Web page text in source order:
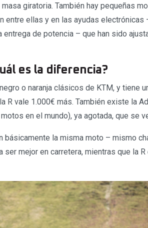
giratoria. También hay pequeñas
entre ellas y en las ayudas
de potencia – que han sido
es la diferencia?
o naranja clásicos de KTM, y tiene
R vale 1.000€ más. También existe la
en el mundo), ya agotada, que se
la misma moto – mismo
mejor en carretera, mientras que la